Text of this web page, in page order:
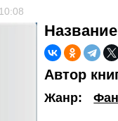
Автор
Жанр: